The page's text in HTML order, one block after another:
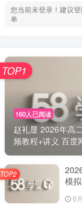
您当前未登录！建议
单
160人已阅读
赵礼显 2026年高
频教程+讲义 百度
TOP1
模
6
TOP2